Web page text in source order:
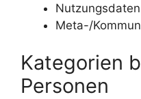
Meta-/
Kategorien
Personen